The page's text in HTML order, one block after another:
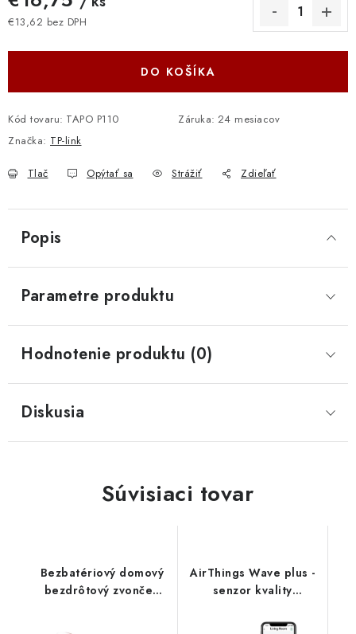
€13,62 bez DPH
DO KOŠÍKA
Kód tovaru: TAPO P110 Záruka: 24 mesiacov
Značka: TP-link
Tlač Opýtať sa Strážiť Zdieľať
Popis
Parametre produktu
Hodnotenie produktu (0)
Diskusia
Súvisiaci tovar
Bezbatériový domový
bezdrôtový zvonček
AirThings Wave plus -
senzor kvality
vlhkosti, teploty, VOC,